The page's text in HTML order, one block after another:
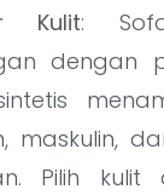
Kulit:
dengan
maskulin,
Pilih kulit